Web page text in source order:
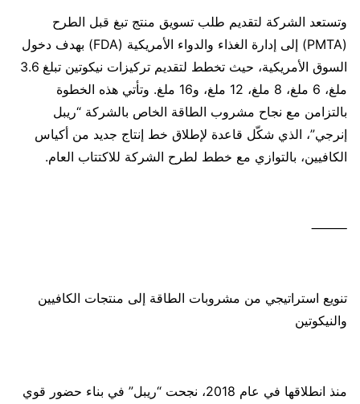
وتستعد الشركة لتقديم طلب تسويق منتج تبغ قبل الطرح
(PMTA) إلى إدارة الغذاء والدواء الأمريكية (FDA) بهدف دخول
السوق الأمريكية، حيث تخطط لتقديم تركيزات نيكوتين تبلغ 3.6
ملغ، 6 ملغ، 8 ملغ، 12 ملغ، و16 ملغ. وتأتي هذه الخطوة
بالتزامن مع نجاح مشروب الطاقة الخاص بالشركة “ريبل
إنرجي”، الذي شكّل قاعدة لإطلاق خط إنتاج جديد من أكياس
الكافيين، بالتوازي مع خطط لطرح الشركة للاكتتاب العام.
⸻
تنويع استراتيجي من مشروبات الطاقة إلى منتجات الكافيين
والنيكوتين
منذ انطلاقها في عام 2018، نجحت “ريبل” في بناء حضور قوي